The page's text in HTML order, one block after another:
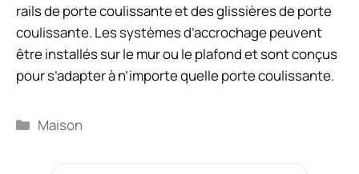
rails de porte coulissante et des glissières de porte
coulissante. Les systèmes d’accrochage peuvent
être installés sur le mur ou le plafond et sont conçus
pour s’adapter à n’importe quelle porte coulissante.
Catégories
Maison